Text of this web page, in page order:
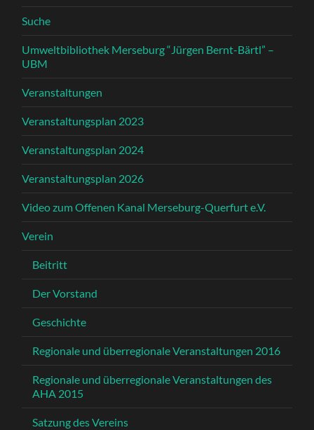
Suche
Umweltbibliothek Merseburg “Jürgen Bernt-Bärtl” –
UBM
Veranstaltungen
Veranstaltungsplan 2023
Veranstaltungsplan 2024
Veranstaltungsplan 2026
Video zum Offenen Kanal Merseburg-Querfurt e.V.
Verein
Beitritt
Der Vorstand
Geschichte
Regionale und überregionale Veranstaltungen 2016
Regionale und überregionale Veranstaltungen des
AHA 2015
Satzung des Vereins